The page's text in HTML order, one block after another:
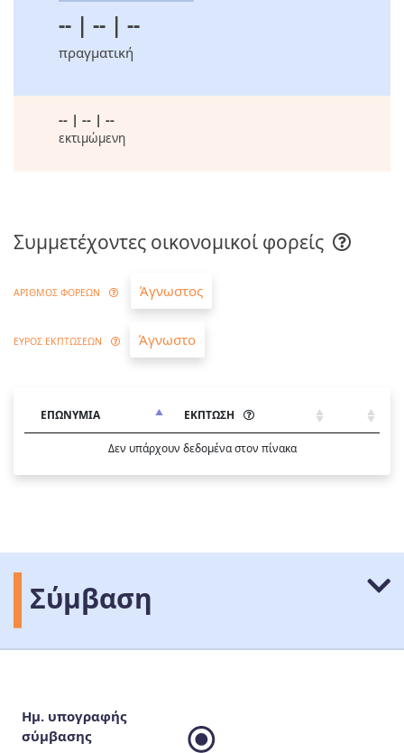
-- | -- | --
πραγματική
-- | -- | --
εκτιμώμενη
Συμμετέχοντες οικονομικοί φορείς
ΑΡΙΘΜΟΣ ΦΟΡΕΩΝ Άγνωστος
ΕΥΡΟΣ ΕΚΠΤΩΣΕΩΝ Άγνωστο
ΕΠΩΝΥΜΙΑ ΕΚΠΤΩΣΗ
Δεν υπάρχουν δεδομένα στον πίνακα
Σύμβαση
Ημ. υπογραφής
σύμβασης